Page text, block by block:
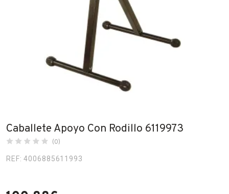
Contacto
Caballete Apoyo Con Rodillo 6119973
(0)
REF: 4006885611993